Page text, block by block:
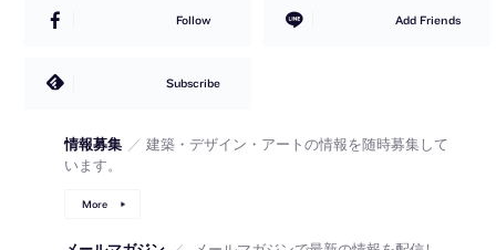
Follow Add Friends
Subscribe
情報募集 ／ 建築・デザイン・アートの情報を随時募集して
います。
More